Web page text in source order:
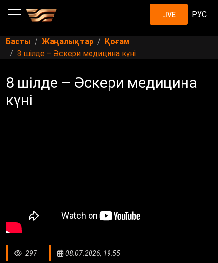
LIVE РУС
Басты Жаңалықтар
Қоғам
8 шілде – Әскери медицина күні
8 шілде – Әскери медицина
күні
297 08.07.2026, 19:55